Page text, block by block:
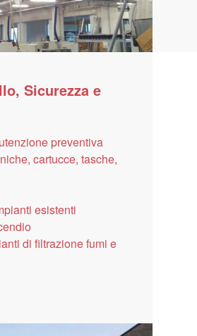
Sicurezza e
preventiva
cartucce, tasche,
esistenti
di filtrazione fumi e